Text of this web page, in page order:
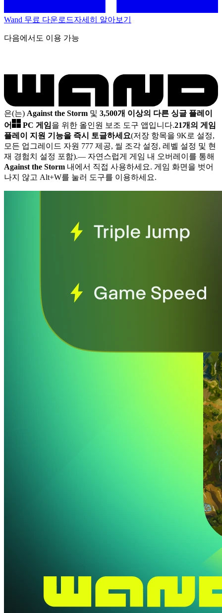
Wand 무료 다운로드자세히 알아보기
다음에서도 이용 가능
은(는) Against the Storm 및 3,500개 이상의 다른 싱글 플레이
어
PC 게임을 위한 올인원 보조 도구 앱입니다.21개의 게임
플레이 지원 기능을 즉시 토글하세요(저장 항목을 9K로 설정,
모든 업그레이드 자원 777 제공, 씰 조각 설정, 레벨 설정 및 현
재 경험치 설정 포함).— 자연스럽게 게임 내 오버레이를 통해
Against the Storm 내에서 직접 사용하세요. 게임 화면을 벗어
나지 않고 Alt+W를 눌러 도구를 이용하세요.